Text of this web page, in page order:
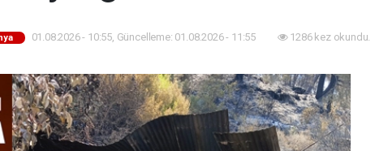
01.08.2026 - 10:55, Güncelleme: 01.08.2026 - 11:55 1286 kez okundu.